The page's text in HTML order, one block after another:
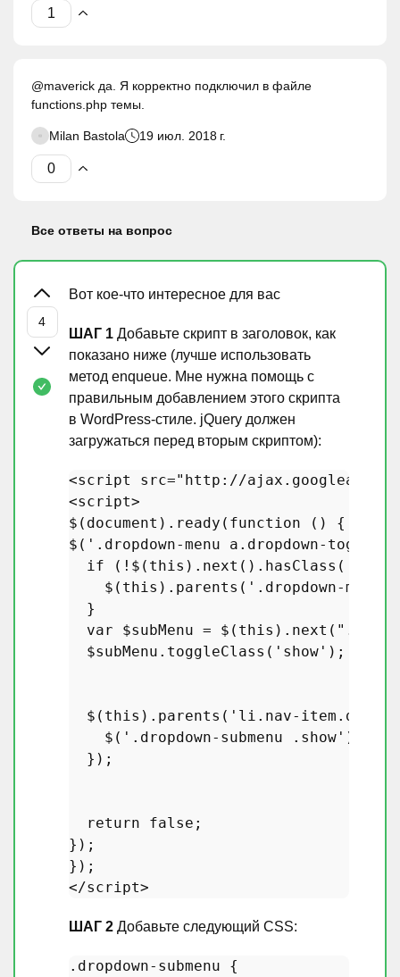
@maverick да. Я корректно подключил в файле
functions.php темы.
Milan Bastola 19 июл. 2018 г.
Все ответы на вопрос
Вот кое-что интересное для вас
ШАГ 1 Добавьте скрипт в заголовок, как
показано ниже (лучше использовать
метод enqueue. Мне нужна помощь с
правильным добавлением этого скрипта
в WordPress-стиле. jQuery должен
загружаться перед вторым скриптом):
<script src="http://
<script>
$( document ). ready ( function ( ) {
$( '.dropdown-menu a.dropdown-toggle'
if (!$( this ). next (). hasClass (
    $(
this ). parents ( '.dropdown-menu'
  }
var $subMenu = $( this ). next (
  $subMenu.
toggleClass ( 'show' );
  $(
this ). parents ( 'li.nav-
    $(
'.dropdown-submenu .show' ).
  });
return false ;
});
</script>
ШАГ 2 Добавьте следующий CSS:
.dropdown-submenu {